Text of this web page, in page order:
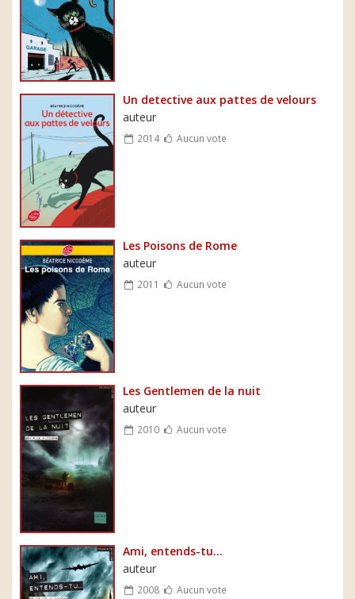
Un detective aux pattes de velours
auteur
2014 Aucun vote
Les Poisons de Rome
auteur
2011 Aucun vote
Les Gentlemen de la nuit
auteur
2010 Aucun vote
Ami, entends-tu...
auteur
2008 Aucun vote